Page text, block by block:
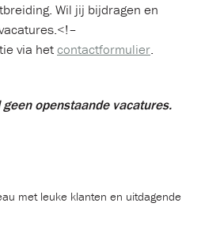
Wil jij bijdragen en
via hetcontactformulier.
openstaande vacatures.
met leuke klanten en uitdagende